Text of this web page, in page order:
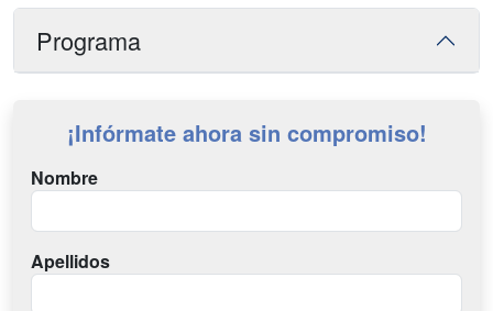
Programa
¡Infórmate ahora sin compromiso!
Nombre
Apellidos